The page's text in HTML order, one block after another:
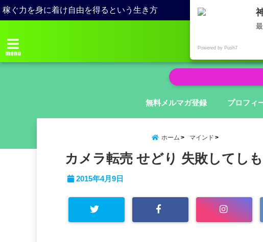
稼ぐ力を身に着け自由を得るという生き方
menu 無
無料メルマガ登録 プロフィ
ホーム マインド
カメラ転売 せどり 失敗してしも
2015年4月9日
Powered by Push7